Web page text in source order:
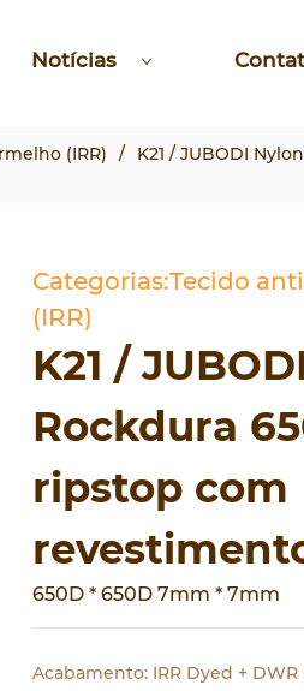
Notícias
(IRR) /
K21 / JUBODI
Categorias:Tecido
(IRR)
K21 /
Rockdura
ripstop com
650D * 650D 7mm * 7mm
Acabamento: IRR Dyed +